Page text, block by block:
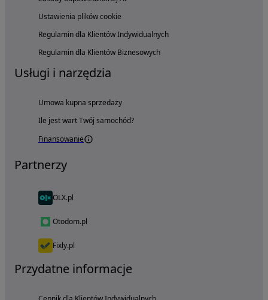
Ustawienia plików cookie
Regulamin dla Klientów Indywidualnych
Regulamin dla Klientów Biznesowych
Usługi i narzędzia
Umowa kupna sprzedaży
Ile jest wart Twój samochód?
Finansowanie
Partnerzy
OLX.pl
Otodom.pl
Fixly.pl
Przydatne informacje